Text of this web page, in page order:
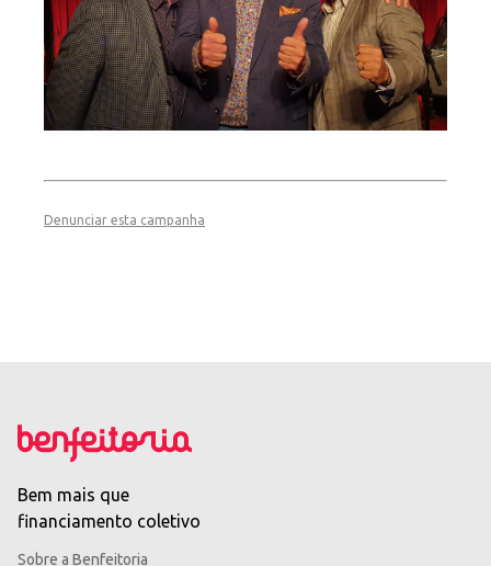
Denunciar esta campanha
Bem mais que
financiamento coletivo
Sobre a Benfeitoria